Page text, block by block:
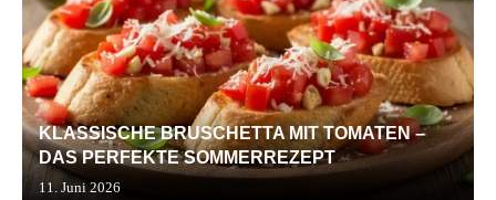
KLASSISCHE BRUSCHETTA MIT TOMATEN –
DAS PERFEKTE SOMMERREZEPT
11. Juni 2026